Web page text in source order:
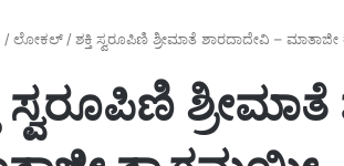
/ಲೋಕಲ್ /ಶಕ್ತಿ ಸ್ವರೂಪಿಣಿ ಶ್ರೀಮಾತೆ ಶಾರದಾದೇವಿ –
ಸ್ವರೂಪಿಣಿ